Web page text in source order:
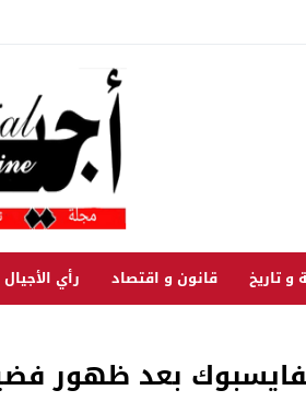
و تاريخ قانون و اقتصاد رأي الأجيال
بعد ظهور